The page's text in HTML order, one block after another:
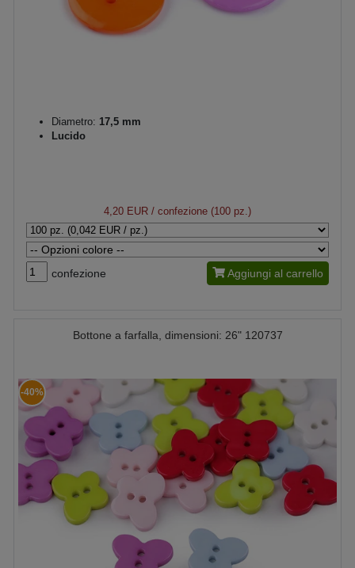
Diametro: 17,5 mm
Lucido
4,20 EUR / confezione (100 pz.)
confezione Aggiungi al carrello
Bottone a farfalla, dimensioni: 26" 120737
-40%